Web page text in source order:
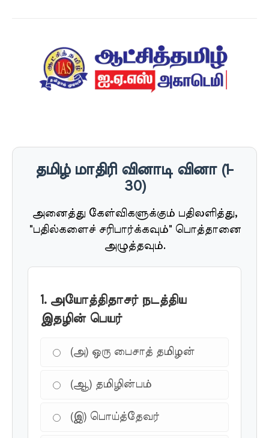
தமிழ் மாதிரி வினாடி வினா (1-
30)
அனைத்து கேள்விகளுக்கும் பதிலளித்து,
"பதில்களைச் சரிபார்க்கவும்" பொத்தானை
அழுத்தவும்.
1. அயோத்திதாசர் நடத்திய
இதழின் பெயர்
(அ) ஒரு பைசாத் தமிழன்
(ஆ) தமிழின்பம்
(இ) பொய்த்தேவர்